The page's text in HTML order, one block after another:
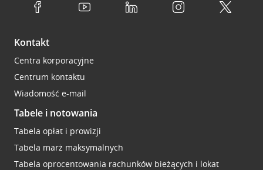
Kontakt
Centra korporacyjne
Centrum kontaktu
Wiadomość e-mail
Tabele i notowania
Tabela opłat i prowizji
Tabela marż maksymalnych
Tabela oprocentowania rachunków bieżących i lokat